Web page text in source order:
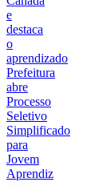
e
destaca
o
aprendizado
Prefeitura
abre
Processo
Seletivo
Simplificado
para
Jovem
Aprendiz